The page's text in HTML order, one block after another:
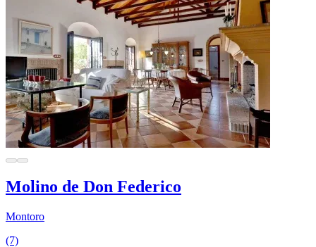
Molino de Don Federico
Montoro
(7)